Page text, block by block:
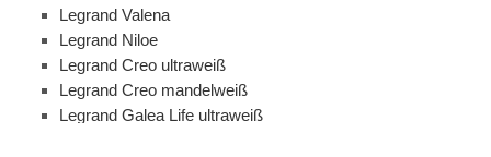
Legrand Valena
Legrand Niloe
Legrand Creo ultraweiß
Legrand Creo mandelweiß
Legrand Galea Life ultraweiß